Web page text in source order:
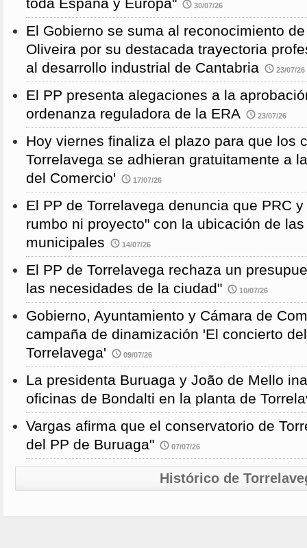
30/07/26
El Gobierno se suma al reconocimiento
Oliveira por su destacada trayectoria
al desarrollo industrial de Cantabria
23/07/26
El PP presenta alegaciones a la
ordenanza reguladora de la ERA
23/07/26
Hoy viernes finaliza el plazo para que los
Torrelavega se adhieran gratuitamente a
del Comercio'
17/07/26
El PP de Torrelavega denuncia que PRC
rumbo ni proyecto" con la ubicación de
municipales
14/07/26
El PP de Torrelavega rechaza un
las necesidades de la ciudad"
10/07/26
Gobierno, Ayuntamiento y Cámara de
campaña de dinamización 'El concierto
Torrelavega'
09/07/26
La presidenta Buruaga y João de Mello
oficinas de Bondalti en la planta de
Vargas afirma que el conservatorio de
del PP de Buruaga"
07/07/26
Histórico de